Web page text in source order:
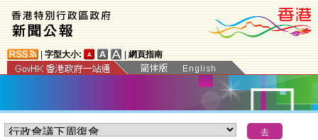
字型大小: 網頁指南